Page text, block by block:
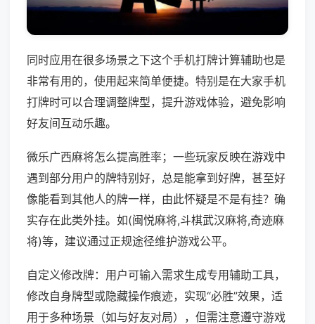
同时应用在很多场景之下这个手机打牌计算辅助也是
非常有用的，使用起来简单便捷。特别是在大家手机
打牌时可以合理调整牌型，提升游戏体验，避免影响
好友间互动乐趣。
微乐广西麻将怎么提高胜率；一些玩家反映在游戏中
遇到部分用户的牌特别好，总是能拿到好牌，甚至好
像能看到其他人的牌一样，由此怀疑是不是有挂？确
实存在此类外挂。如(闽悦麻将,斗棋武汉麻将,奇迹麻
将)等，建议通过正规途径维护游戏公平。
自定义修改牌：用户可输入需求生成专用辅助工具，
修改自身牌型或隐藏操作痕迹，实现“必胜”效果，适
用于多种场景（如与好友对局），但需注意遵守游戏